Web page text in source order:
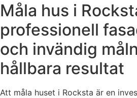
Måla hus i
professionell
och invändig
hållbara resultat
Att måla huset i Rocksta är en